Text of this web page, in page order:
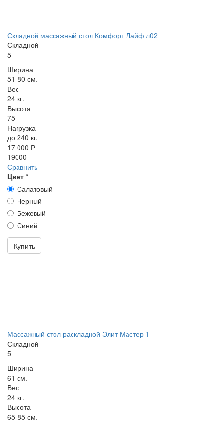
Складной массажный стол Комфорт Лайф л02
Складной
5
Ширина
51-80 см.
Вес
24 кг.
Высота
75
Нагрузка
до 240 кг.
17 000 Р
19000
Сравнить
Цвет *
Салатовый
Черный
Бежевый
Синий
Купить
Массажный стол раскладной Элит Мастер 1
Складной
5
Ширина
61 см.
Вес
24 кг.
Высота
65-85 см.